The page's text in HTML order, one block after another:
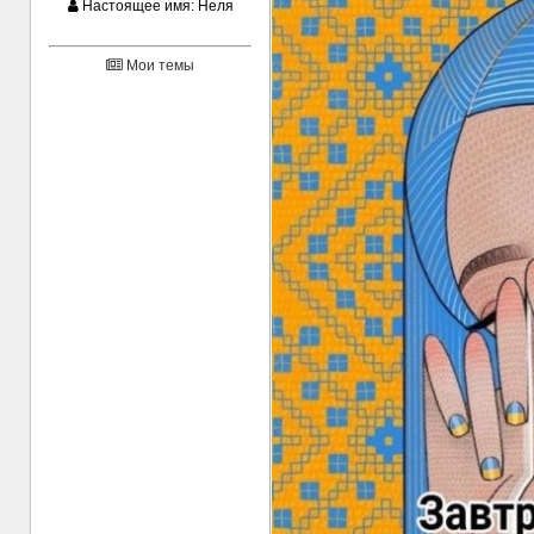
Настоящее имя: Неля
Мои темы